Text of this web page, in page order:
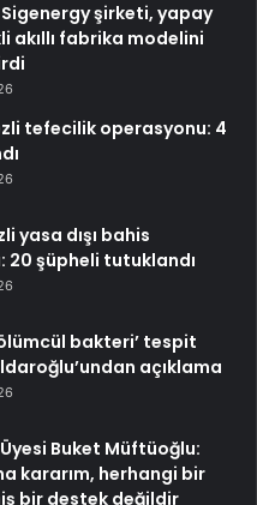
şirketi, yapay
akıllı fabrika modelini
tefecilik operasyonu: 4
yasa dışı bahis
20 şüpheli tutuklandı
bakteri’ tespit
açıklama
Üyesi Buket Müftüoğlu:
kararım, herhangi bir
bir destek değildir